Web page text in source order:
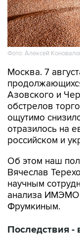
Фото: Алексей
Москва. 7
Азовского и
обстрелов
ощутимо
отразилось на
российском и
Об этом наш
Вячеслав
научным
анализа ИМЭМО
Фрумкиным.
Последствия -